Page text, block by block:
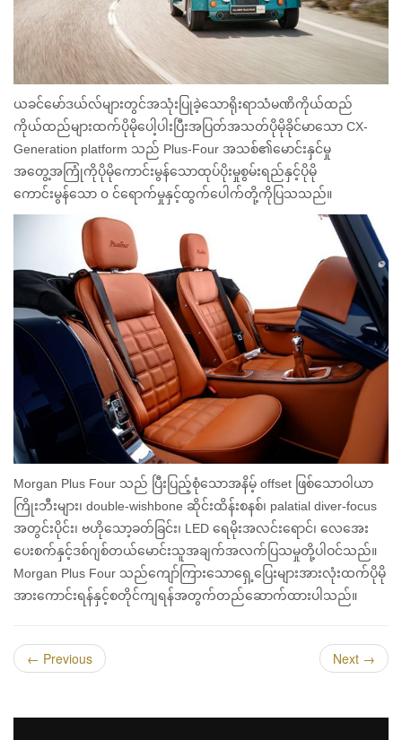
ယခင်မော်ဒယ်လ်များတွင်အသုံးပြုခဲ့သောရိုးရာသံမဏိကိုယ်ထည်
ကိုယ်ထည်များထက်ပိုမိုပေါ့ပါးပြီးအပြတ်အသတ်ပိုမိုခိုင်မာသော CX-
Generation platform သည် Plus-Four အသစ်၏မောင်းနှင်မှု
အတွေ့အကြုံကိုပိုမိုကောင်းမွန်သောထုပ်ပိုးမှုစွမ်းရည်နှင့်ပိုမို
ကောင်းမွန်သော ၀ င်ရောက်မှုနှင့်ထွက်ပေါက်တို့ကိုပြသသည်။
Morgan Plus Four သည် ပြီးပြည့်စုံသောအနိမ့် offset ဖြစ်သောဝါယာ
ကြိုးဘီးများ၊ double-wishbone ဆိုင်းထိန်းစနစ်၊ palatial diver-focus
အတွင်းပိုင်း၊ ဗဟိုသော့ခတ်ခြင်း၊ LED ရေမိုးအလင်းရောင်၊ လေအေး
ပေးစက်နှင့်ဒစ်ဂျစ်တယ်မောင်းသူအချက်အလက်ပြသမှုတို့ပါဝင်သည်။
Morgan Plus Four သည်ကျော်ကြားသောရှေ့ပြေးများအားလုံးထက်ပိုမို
အားကောင်းရန်နှင့်စတိုင်ကျရန်အတွက်တည်ဆောက်ထားပါသည်။
← Previous Next →